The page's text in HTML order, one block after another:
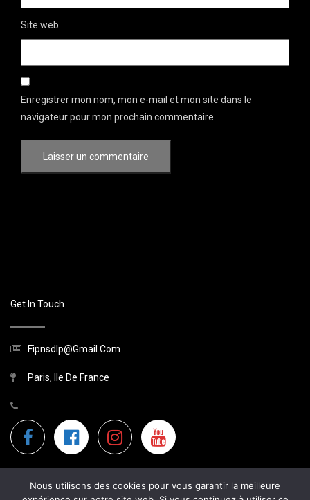
Site web
Enregistrer mon nom, mon e-mail et mon site dans le
navigateur pour mon prochain commentaire.
Get In Touch
Fipnsdlp@gmail.com
Paris, Ile De France
Nous utilisons des cookies pour vous garantir la meilleure